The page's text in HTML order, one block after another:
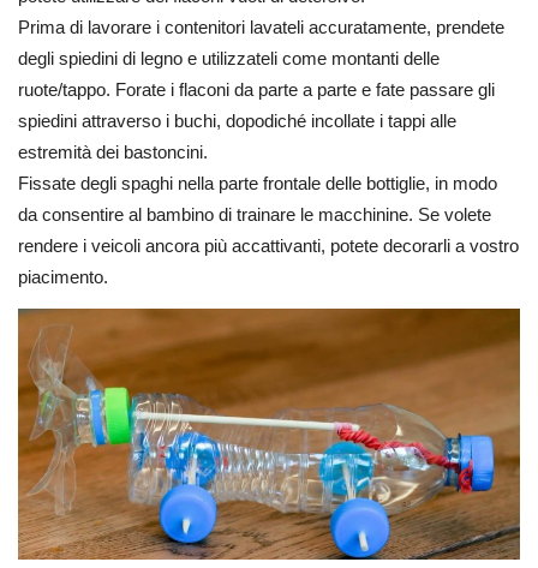
Prima di lavorare i contenitori lavateli accuratamente, prendete
degli spiedini di legno e utilizzateli come montanti delle
ruote/tappo. Forate i flaconi da parte a parte e fate passare gli
spiedini attraverso i buchi, dopodiché incollate i tappi alle
estremità dei bastoncini.
Fissate degli spaghi nella parte frontale delle bottiglie, in modo
da consentire al bambino di trainare le macchinine. Se volete
rendere i veicoli ancora più accattivanti, potete decorarli a vostro
piacimento.